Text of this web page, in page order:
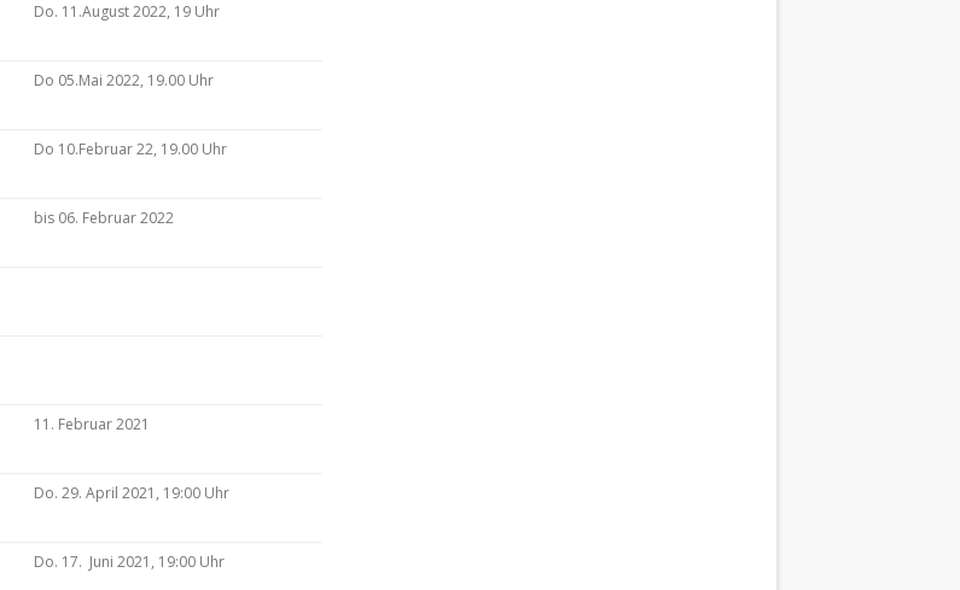
Do. 11.August 2022, 19 Uhr
Do 05.Mai 2022, 19.00 Uhr
Do 10.Februar 22, 19.00 Uhr
bis 06. Februar 2022
11. Februar 2021
Do. 29. April 2021, 19:00 Uhr
Do. 17. Juni 2021, 19:00 Uhr